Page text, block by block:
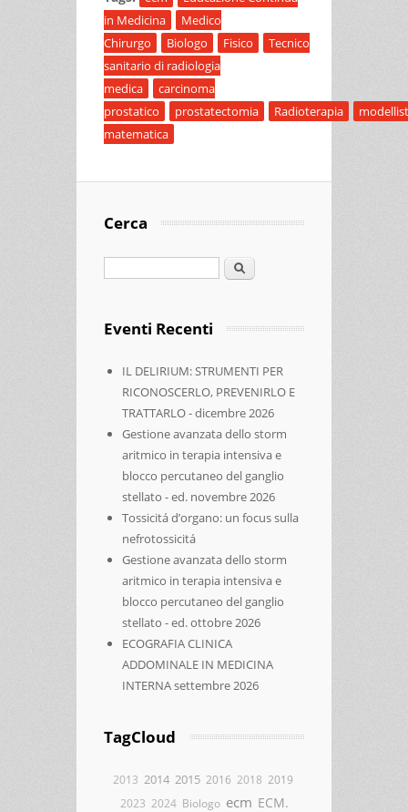
in Medicina
Medico
Chirurgo
Biologo Fisico
Tecnico
sanitario di radiologia
medica
carcinoma
prostatico
prostatectomia Radioterapia
matematica
Cerca
Cerca
Eventi Recenti
IL DELIRIUM: STRUMENTI PER
RICONOSCERLO, PREVENIRLO E
TRATTARLO - dicembre 2026
Gestione avanzata dello storm
aritmico in terapia intensiva e
blocco percutaneo del ganglio
stellato - ed. novembre 2026
Tossicitá d’organo: un focus sulla
nefrotossicitá
Gestione avanzata dello storm
aritmico in terapia intensiva e
blocco percutaneo del ganglio
stellato - ed. ottobre 2026
ECOGRAFIA CLINICA
ADDOMINALE IN MEDICINA
INTERNA settembre 2026
TagCloud
2013 2014 2015 2016 2018 2019
2023 2024 Biologo ecm ECM.